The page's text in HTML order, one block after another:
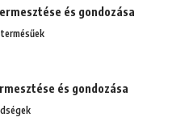
és gondozása
és gondozása